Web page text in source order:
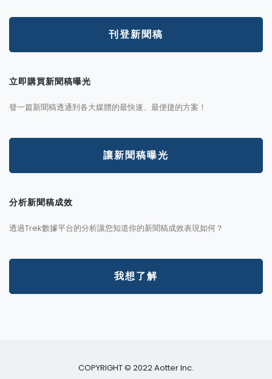
刊登新聞稿
立即購買新聞稿曝光
發一篇新聞稿透通到各大媒體的最快速、最便捷的方案！
讓新聞稿曝光
分析新聞稿成效
透過Trek數據平台的分析讓您知道你的新聞稿成效表現如何？
我想了解
COPYRIGHT © 2022 Aotter Inc.